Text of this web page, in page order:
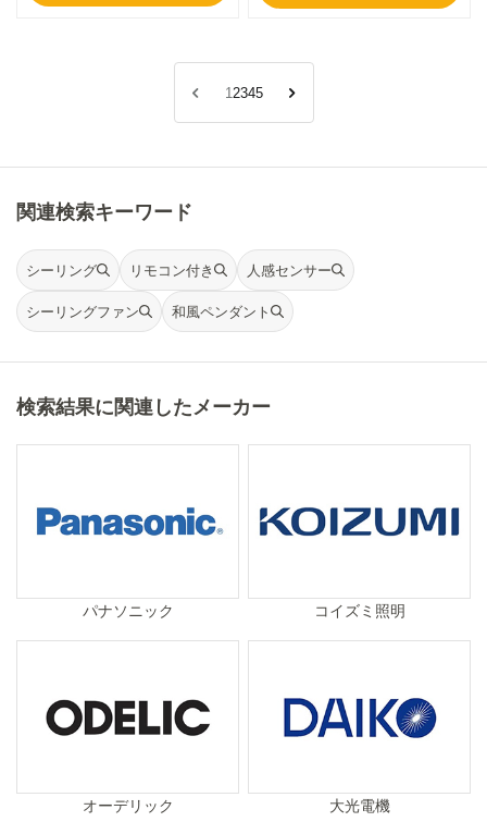
12345
関連検索キーワード
シーリング リモコン付き 人感センサー
シーリングファン 和風ペンダント
検索結果に関連したメーカー
パナソニック コイズミ照明
オーデリック 大光電機